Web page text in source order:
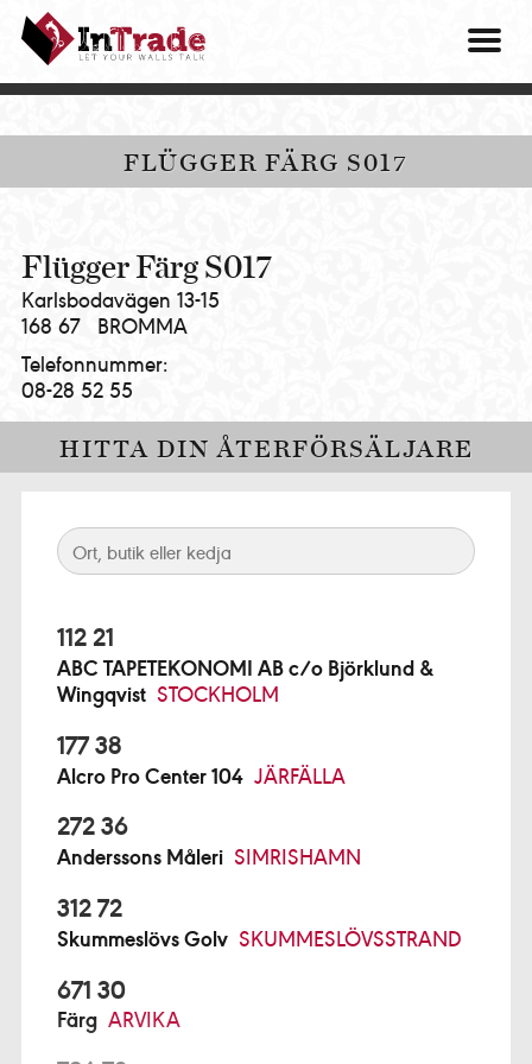
Intrade
ITG
AB
|
your
talk
FLÜGGER FÄRG S017
Flügger Färg S017
Karlsbodavägen 13-15
168 67
BROMMA
Telefonnummer:
08-28 52 55
HITTA DIN ÅTERFÖRSÄLJARE
112 21
ABC TAPETEKONOMI AB c/o Björklund &
Wingqvist STOCKHOLM
177 38
Alcro Pro Center 104 JÄRFÄLLA
272 36
Anderssons Måleri SIMRISHAMN
312 72
Skummeslövs Golv SKUMMESLÖVSSTRAND
671 30
Färg ARVIKA
OM
VÅRA
HITTA